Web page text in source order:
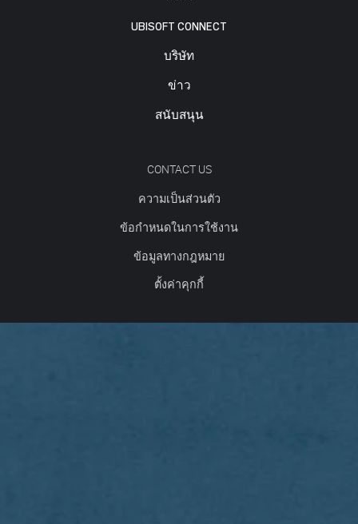
UBISOFT CONNECT
บริษัท
ข่าว
สนับสนุน
CONTACT US
ความเป็นส่วนตัว
ข้อกำหนดในการใช้งาน
ข้อมูลทางกฎหมาย
ตั้งค่าคุกกี้